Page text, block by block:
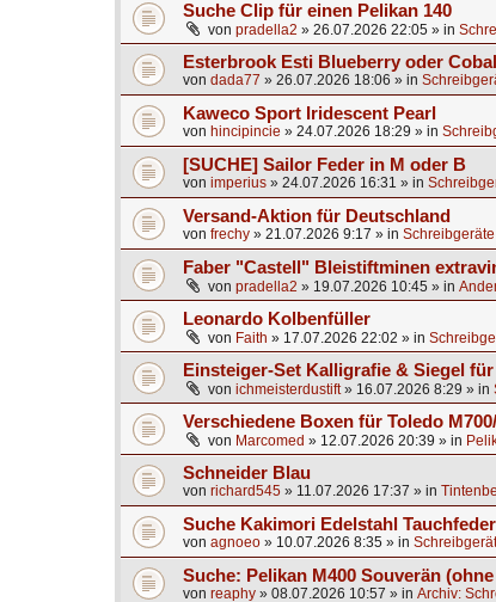
Suche Clip für einen Pelikan 140
von pradella2 » 26.07.2026 22:05 » in
Esterbrook Esti Blueberry oder
von dada77 » 26.07.2026 18:06 » in
Kaweco Sport Iridescent Pearl
von hincipincie » 24.07.2026 18:29 » in
[SUCHE] Sailor Feder in M oder B
von imperius » 24.07.2026 16:31 » in
Versand-Aktion für Deutschland
von frechy » 21.07.2026 9:17 » in
Faber "Castell" Bleistiftminen
von pradella2 » 19.07.2026 10:45 » in
Leonardo Kolbenfüller
von Faith » 17.07.2026 22:02 » in
Einsteiger-Set Kalligrafie & Siegel für
von ichmeisterdustift» 16.07.2026 8:29 » in
Verschiedene Boxen für Toledo
von Marcomed » 12.07.2026 20:39 » in
Schneider Blau
von richard545 » 11.07.2026 17:37 » in
Suche Kakimori Edelstahl Tauchfeder
von agnoeo » 10.07.2026 8:35 » in
Suche: Pelikan M400 Souverän
von reaphy » 08.07.2026 10:57 » in Archiv: